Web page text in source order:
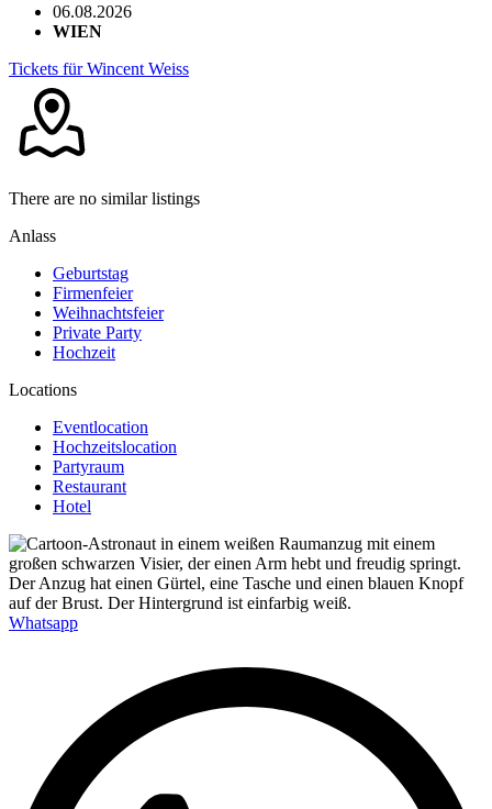
06.08.2026
WIEN
Tickets für Wincent Weiss
There are no similar listings
Anlass
Geburtstag
Firmenfeier
Weihnachtsfeier
Private Party
Hochzeit
Locations
Eventlocation
Hochzeitslocation
Partyraum
Restaurant
Hotel
Whatsapp